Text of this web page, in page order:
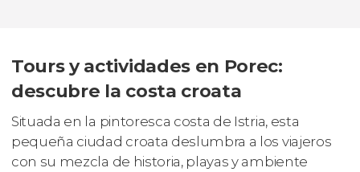
Tours y actividades en Porec:
descubre la costa croata
Situada en la pintoresca costa de Istria, esta
pequeña ciudad croata deslumbra a los viajeros
con su mezcla de historia, playas y ambiente